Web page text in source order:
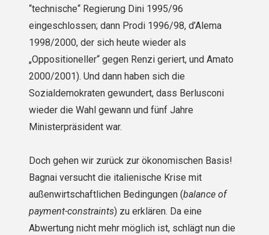
“technische“ Regierung Dini 1995/96
eingeschlossen; dann Prodi 1996/98, d’Alema
1998/2000, der sich heute wieder als
„Oppositioneller“ gegen Renzi geriert, und Amato
2000/2001). Und dann haben sich die
Sozialdemokraten gewundert, dass Berlusconi
wieder die Wahl gewann und fünf Jahre
Ministerpräsident war.
Doch gehen wir zurück zur ökonomischen Basis!
Bagnai versucht die italienische Krise mit
außenwirtschaftlichen Bedingungen (balance of
payment-constraints) zu erklären. Da eine
Abwertung nicht mehr möglich ist, schlägt nun die